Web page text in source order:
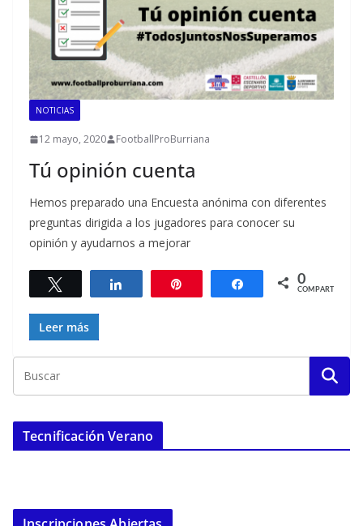
NOTICIAS
12 mayo, 2020 FootballProBurriana
Tú opinión cuenta
Hemos preparado una Encuesta anónima con diferentes
preguntas dirigida a los jugadores para conocer su
opinión y ayudarnos a mejorar
Twittear Compartir Compartir
0
COMPARTIR
Leer más
Tecnificación Verano